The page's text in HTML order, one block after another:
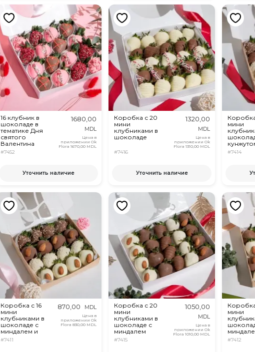
16 клубник в
шоколаде в
тематике Дня
святого
Валентина
#7452
1680,00
MDL
Цена в
приложении Ok
Flora 1670,00 MDL
Уточнить наличие
Коробка с 20
мини
клубниками в
шоколаде
#7416
1320,00
MDL
Цена в
приложении Ok
Flora 1310,00 MDL
Уточнить наличие
мини
#7414
Коробка с 16
мини
клубниками в
шоколаде с
миндалем и
кунжутом
#7411
870,00 MDL
Цена в
приложении Ok
Flora 830,00 MDL
Коробка с 20
мини
клубниками в
шоколаде с
миндалем
#7415
1050,00
MDL
Цена в
приложении Ok
Flora 1010,00 MDL
мини
#7412